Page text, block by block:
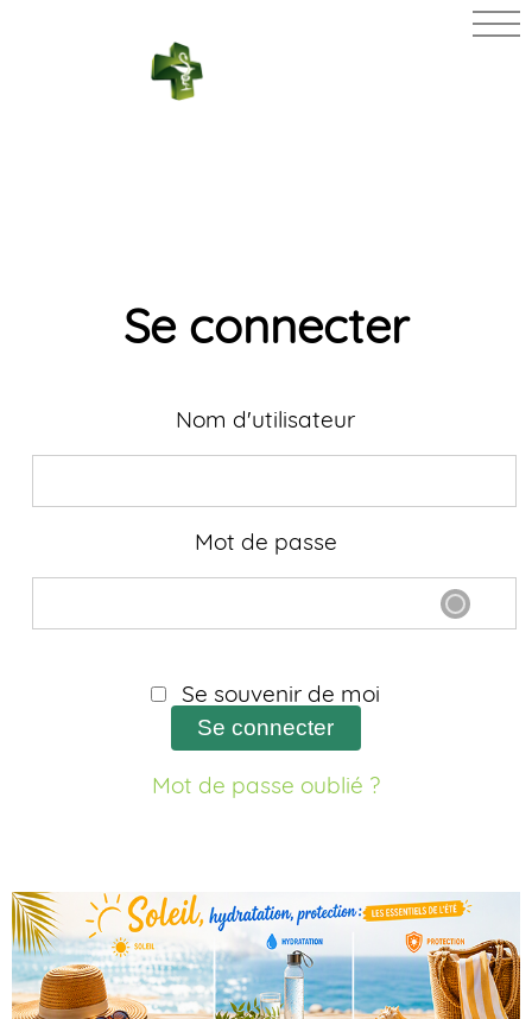
Se connecter
Nom d'utilisateur
Mot de passe
Se souvenir de moi
Se connecter
Mot de passe oublié ?